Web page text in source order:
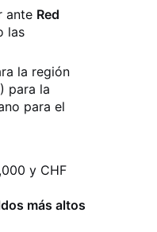
ante Red
las
la región
para la
para el
y CHF
más altos